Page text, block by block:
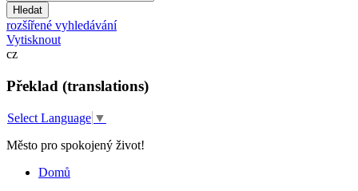
Hledat
rozšířené vyhledávání
Vytisknout
cz
Překlad (translations)
Select Language ▼
Město pro spokojený život!
Domů